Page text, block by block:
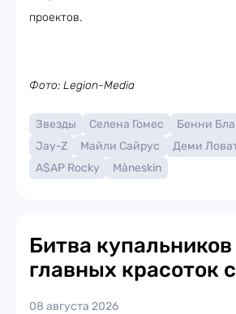
проектов.
Фото: Legion-Media
Звезды Селена Гомес Бенни
Jay-Z
Майли Сайрус Деми
A$AP Rocky
Måneskin
Битва купальников
главных красоток
08 августа 2026